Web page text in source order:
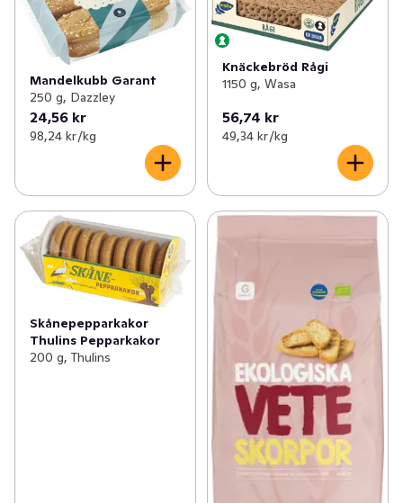
Mandelkubb Garant
250 g, Dazzley
24,56 kr
98,24 kr /kg
Knäckebröd Rågi
1150 g, Wasa
56,74 kr
49,34 kr /kg
Skånepepparkakor
Thulins Pepparkakor
200 g, Thulins